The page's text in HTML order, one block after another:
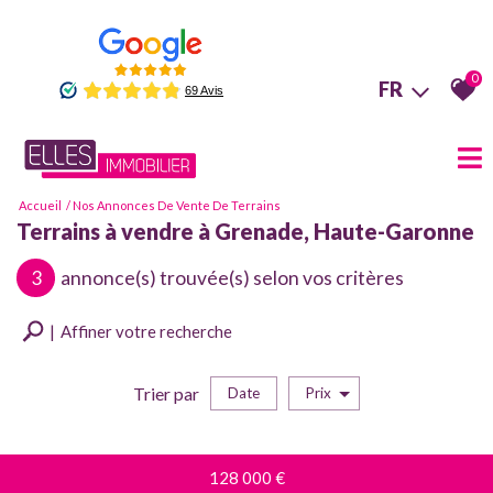
FR 0
Accueil Nos Annonces De Vente De Terrains
Terrains à vendre à Grenade, Haute-Garonne
3 annonce(s) trouvée(s) selon vos critères
Affiner votre recherche
Trier par Date Prix
128 000 €